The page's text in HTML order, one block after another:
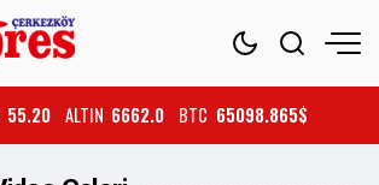
55.20 ALTIN 6662.0 BTC 65098.865$